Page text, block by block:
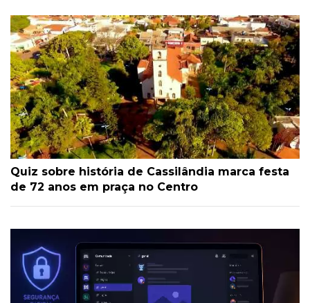
Quiz sobre história de Cassilândia marca festa
de 72 anos em praça no Centro